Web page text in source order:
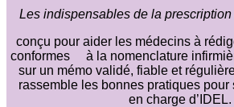
Les indispensables de la
conçu pour aider les médecins à
conformes à la nomenclature
sur un mémo validé, fiable et
rassemble les bonnes pratiques pour
en charge d’IDEL.